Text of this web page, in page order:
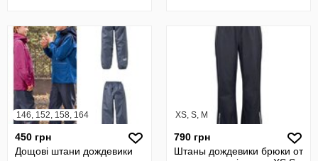
146, 152, 158, 164
450 грн
Дощові штани дождевики
XS, S, M
790 грн
Штаны дождевики брюки от